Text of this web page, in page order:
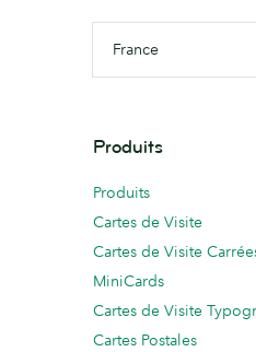
France
Produits
Produits
Cartes de Visite
Cartes de Visite
MiniCards
Cartes de Visite
Cartes Postales